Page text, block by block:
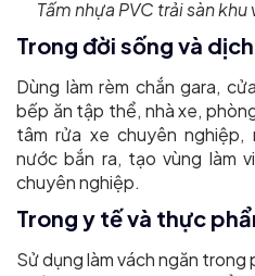
Tấm nhựa PVC trải sàn
Trong đời sống và
Dùng làm rèm chắn gara,
bếp ăn tập thể, nhà xe,
tâm rửa xe chuyên nghiệp,
nước bắn ra, tạo vùng làm
chuyên nghiệp.
Trong y tế và thực
Sử dụng làm vách ngăn trong